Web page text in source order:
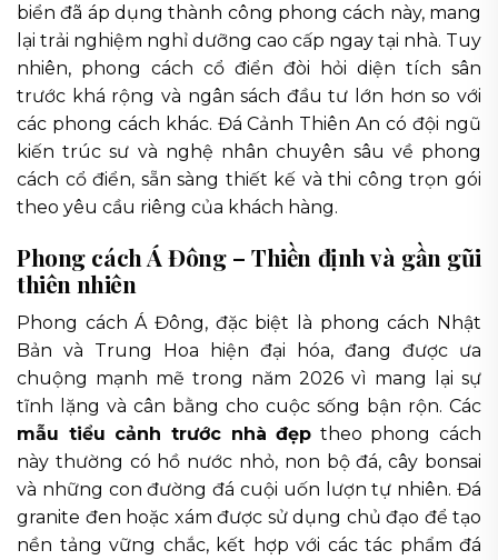
biển đã áp dụng thành công phong cách này, mang
lại trải nghiệm nghỉ dưỡng cao cấp ngay tại nhà. Tuy
nhiên, phong cách cổ điển đòi hỏi diện tích sân
trước khá rộng và ngân sách đầu tư lớn hơn so với
các phong cách khác. Đá Cảnh Thiên An có đội ngũ
kiến trúc sư và nghệ nhân chuyên sâu về phong
cách cổ điển, sẵn sàng thiết kế và thi công trọn gói
theo yêu cầu riêng của khách hàng.
Phong cách Á Đông – Thiền định và gần gũi
thiên nhiên
Phong cách Á Đông, đặc biệt là phong cách Nhật
Bản và Trung Hoa hiện đại hóa, đang được ưa
chuộng mạnh mẽ trong năm 2026 vì mang lại sự
tĩnh lặng và cân bằng cho cuộc sống bận rộn. Các
mẫu tiểu cảnh trước nhà đẹp theo phong cách
này thường có hồ nước nhỏ, non bộ đá, cây bonsai
và những con đường đá cuội uốn lượn tự nhiên. Đá
granite đen hoặc xám được sử dụng chủ đạo để tạo
nền tảng vững chắc, kết hợp với các tác phẩm đá